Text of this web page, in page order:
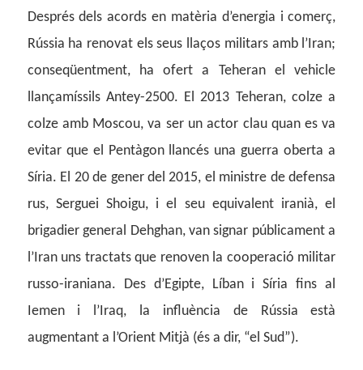
Després dels acords en matèria d’energia i comerç,
Rússia ha renovat els seus llaços militars amb l’Iran;
conseqüentment, ha ofert a Teheran el vehicle
llançamíssils Antey-2500. El 2013 Teheran, colze a
colze amb Moscou, va ser un actor clau quan es va
evitar que el Pentàgon llancés una guerra oberta a
Síria. El 20 de gener del 2015, el ministre de defensa
rus, Serguei Shoigu, i el seu equivalent iranià, el
brigadier general Dehghan, van signar públicament a
l’Iran uns tractats que renoven la cooperació militar
russo-iraniana. Des d’Egipte, Líban i Síria fins al
Iemen i l’Iraq, la influència de Rússia està
augmentant a l’Orient Mitjà (és a dir, “el Sud”).